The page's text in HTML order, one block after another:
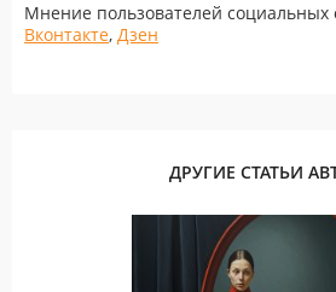
Мнение пользователей социальных
Вконтакте, Дзен
ДРУГИЕ СТАТЬИ